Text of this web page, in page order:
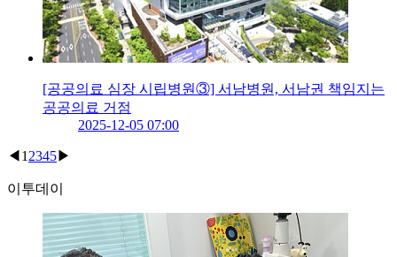
[공공의료 심장 시립병원③] 서남병원, 서남권 책임지는
공공의료 거점
2025-12-05 07:00
◀ 1 2345▶
이투데이